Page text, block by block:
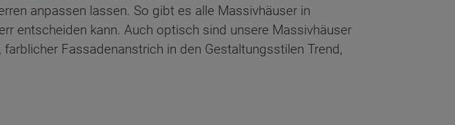
anpassen lassen. So gibt es alle Massivhäuser in
entscheiden kann. Auch optisch sind unsere Massivhäuser
Fassadenanstrich in den Gestaltungsstilen Trend,